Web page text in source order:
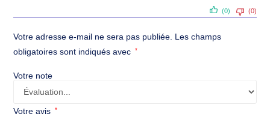
généralement de 8h à 12h et de 14h à 18h (à confirmer
selon le site)
Livraison :
(0) (0)
Votre adresse e-mail ne sera pas publiée. Les champs
obligatoires sont indiqués avec
*
Votre note
Votre avis *